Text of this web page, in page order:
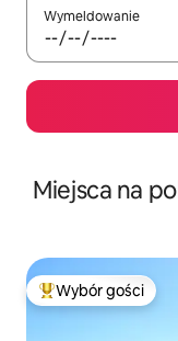
Wymeldowanie
Miejsca na
Najpopularniejsze
Wybór gości